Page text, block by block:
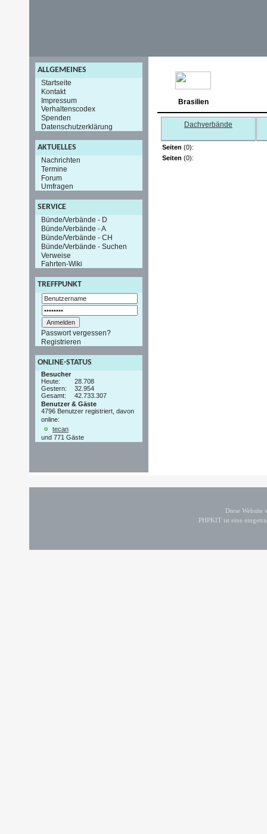
ALLGEMEINES
Startseite
Kontakt
Impressum
Verhaltenscodex
Spenden
Datenschutzerklärung
AKTUELLES
Nachrichten
Termine
Forum
Umfragen
SERVICE
Bünde/Verbände - D
Bünde/Verbände - A
Bünde/Verbände - CH
Bünde/Verbände - Suchen
Verweise
Fahrten-Wiki
TREFFPUNKT
Passwort vergessen?
Registrieren
ONLINE-STATUS
Besucher
Heute:
28.708
Gestern:
32.954
Gesamt:
42.733.307
Benutzer & Gäste
4796 Benutzer registriert, davon
online:
tecan
und 771 Gäste
Brasilien
Dachverbände
Seiten (0):
Seiten (0):
Diese
PHPKIT ist eine